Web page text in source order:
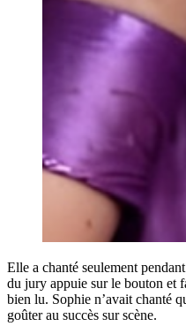
Elle a chanté seulement
du jury appuie sur le bouton et
bien lu. Sophie n’avait chanté
goûter au succès sur scène.